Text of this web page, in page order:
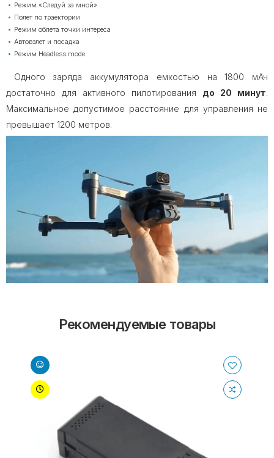
Режим «Следуй за мной»
Полет по траектории
Режим облета точки интереса
Автовзлет и посадка
Режим Headless mode
Одного заряда аккумулятора емкостью на 1800 мАч
достаточно для активного пилотирования до 20 минут.
Максимальное допустимое расстояние для управления не
превышает 1200 метров.
Рекомендуемые товары